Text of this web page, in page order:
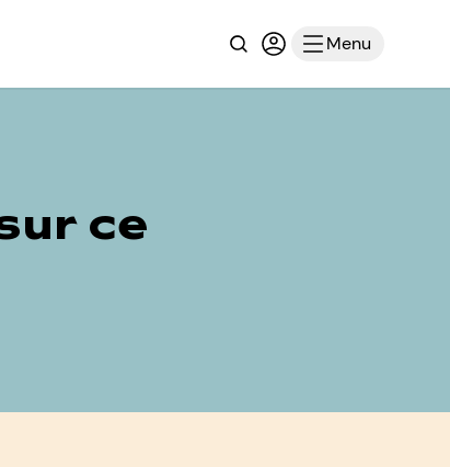
RechercheConnexion ou
Menu
ce